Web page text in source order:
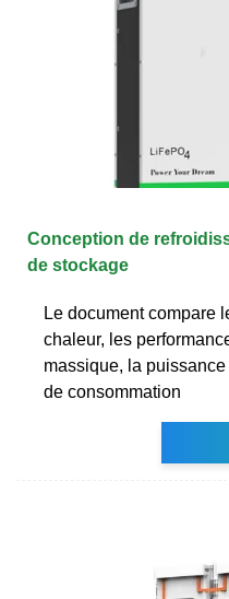
Conception de
de stockage
Le document compare
chaleur, les
massique, la
de consommation